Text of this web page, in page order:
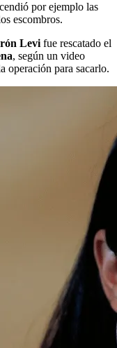
por ejemplo las
escombros.
Levifue rescatado el
, según un video
operación para sacarlo.